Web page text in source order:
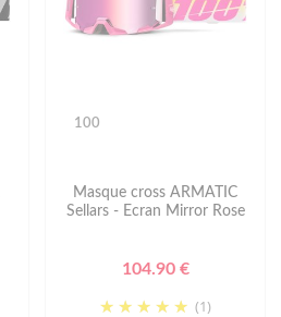
100
Masque cross ARMATIC
Sellars - Ecran Mirror Rose
104.90 €
(1)